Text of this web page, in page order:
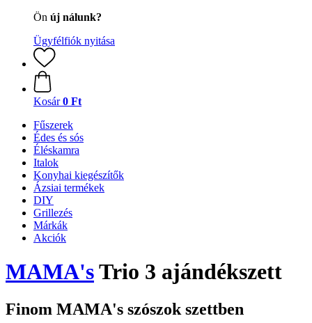
Ön új nálunk?
Ügyfélfiók nyitása
Kosár 0 Ft
Fűszerek
Édes és sós
Éléskamra
Italok
Konyhai kiegészítők
Ázsiai termékek
DIY
Grillezés
Márkák
Akciók
MAMA'sTrio 3 ajándékszett
Finom MAMA's szószok szettben